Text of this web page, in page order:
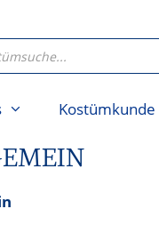
Kostümkunde